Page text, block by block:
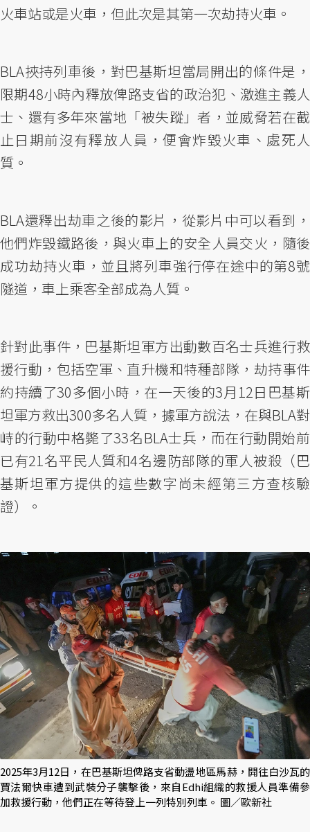
火車站或是火車，但此次是其第一次劫持火車。
BLA挾持列車後，對巴基斯坦當局開出的條件是，
限期48小時內釋放俾路支省的政治犯、激進主義人
士、還有多年來當地「被失蹤」者，並威脅若在截
止日期前沒有釋放人員，便會炸毀火車、處死人
質。
BLA還釋出劫車之後的影片，從影片中可以看到，
他們炸毀鐵路後，與火車上的安全人員交火，隨後
成功劫持火車，並且將列車強行停在途中的第8號
隧道，車上乘客全部成為人質。
針對此事件，巴基斯坦軍方出動數百名士兵進行救
援行動，包括空軍、直升機和特種部隊，劫持事件
約持續了30多個小時，在一天後的3月12日巴基斯
坦軍方救出300多名人質，據軍方說法，在與BLA對
峙的行動中格斃了33名BLA士兵，而在行動開始前
已有21名平民人質和4名邊防部隊的軍人被殺（巴
基斯坦軍方提供的這些數字尚未經第三方查核驗
證）。
2025年3月12日，在巴基斯坦俾路支省動盪地區馬赫，開往白沙瓦的
賈法爾快車遭到武裝分子襲擊後，來自Edhi組織的救援人員準備參
加救援行動，他們正在等待登上一列特別列車。 圖／歐新社